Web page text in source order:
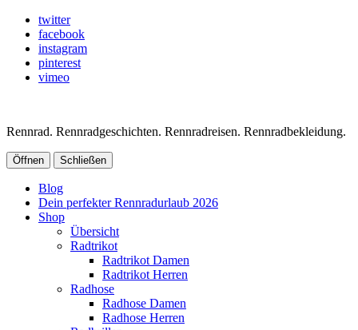
twitter
facebook
instagram
pinterest
vimeo
Rennrad. Rennradgeschichten. Rennradreisen. Rennradbekleidung.
Öffnen Schließen
Blog
Dein perfekter Rennradurlaub 2026
Shop
Übersicht
Radtrikot
Radtrikot Damen
Radtrikot Herren
Radhose
Radhose Damen
Radhose Herren